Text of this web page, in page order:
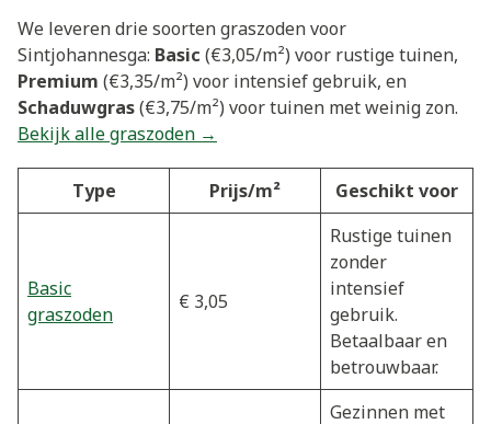
We leveren drie soorten graszoden voor
Sintjohannesga: Basic (€3,05/m²) voor rustige tuinen,
Premium (€3,35/m²) voor intensief gebruik, en
Schaduwgras(€3,75/m²) voor tuinen met weinig zon.
Bekijk alle graszoden →
Type Prijs/m² Geschikt voor
Basic
graszoden
€ 3,05
Rustige tuinen
zonder
intensief
gebruik.
Betaalbaar en
betrouwbaar.
Gezinnen met